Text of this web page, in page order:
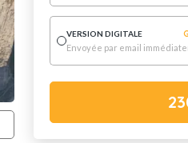
VERSION DIGITALE
Envoyée par email